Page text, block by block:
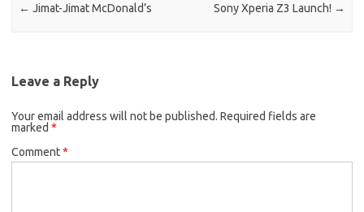
← Jimat-Jimat McDonald’s Sony Xperia Z3 Launch! →
Leave a Reply
Your email address will not be published. Required fields are
marked *
Comment*